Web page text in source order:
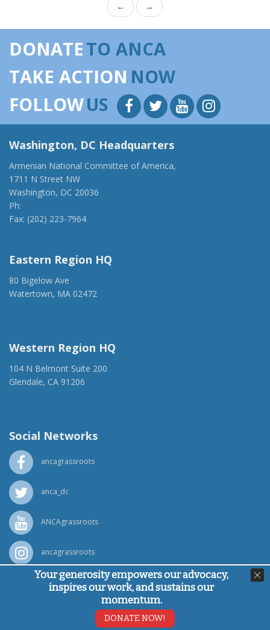
← →
DONATETO ANCA
TAKE ACTION NOW
FOLLOWUS
Washington, DC Headquarters
Armenian National Committee of America,
1711 N Street NW
Washington, DC 20036
Ph:
Fax: (202) 223-7964
Eastern Region HQ
80 Bigelow Ave
Watertown, MA 02472
Western Region HQ
104 N Belmont Suite 200
Glendale, CA 91206
Social Networks
ancagrassroots
anca_dc
ANCAgrassroots
ancagrassroots
ANCA
Ping Developer
© Armenian National Committee of America, 2026
Your generosity empowers our advocacy,
inspires our work, and sustains our
momentum.
DONATE NOW!